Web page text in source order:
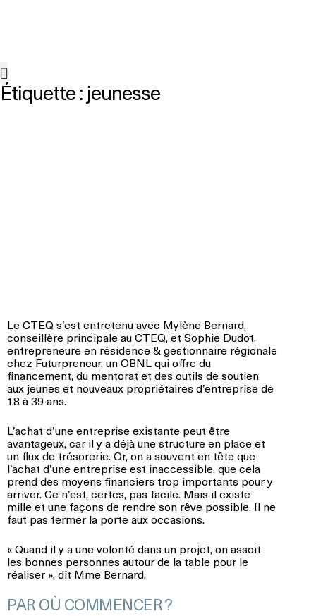
Étiquette :jeunesse
Le CTEQ s’est entretenu avec Mylène Bernard,
conseillère principale au CTEQ, et Sophie Dudot,
entrepreneure en résidence & gestionnaire régionale
chez Futurpreneur, un OBNL qui offre du
financement, du mentorat et des outils de soutien
aux jeunes et nouveaux propriétaires d’entreprise de
18 à 39 ans.
L’achat d’une entreprise existante peut être
avantageux, car il y a déjà une structure en place et
un flux de trésorerie. Or, on a souvent en tête que
l’achat d’une entreprise est inaccessible, que cela
prend des moyens financiers trop importants pour y
arriver. Ce n’est, certes, pas facile. Mais il existe
mille et une façons de rendre son rêve possible. Il ne
faut pas fermer la porte aux occasions.
« Quand il y a une volonté dans un projet, on assoit
les bonnes personnes autour de la table pour le
réaliser », dit Mme Bernard.
PAR OÙ COMMENCER ?